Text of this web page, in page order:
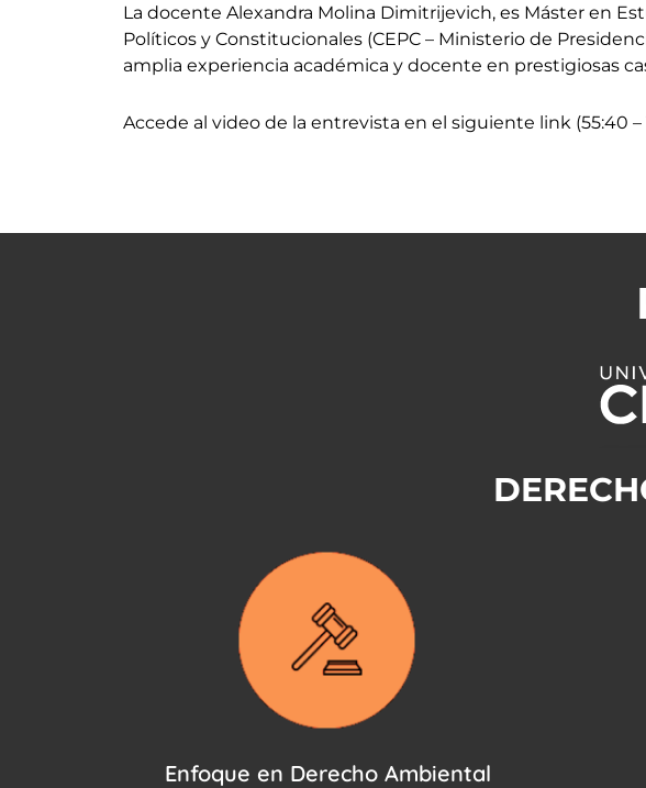
La docente Alexandra Molina Dimitrijevich, es Máster en
Políticos y Constitucionales (CEPC – Ministerio de
amplia experiencia académica y docente en prestigiosas
Accede al video de la entrevista en el siguiente link (55:40 –
Enfoque en Derecho Ambiental